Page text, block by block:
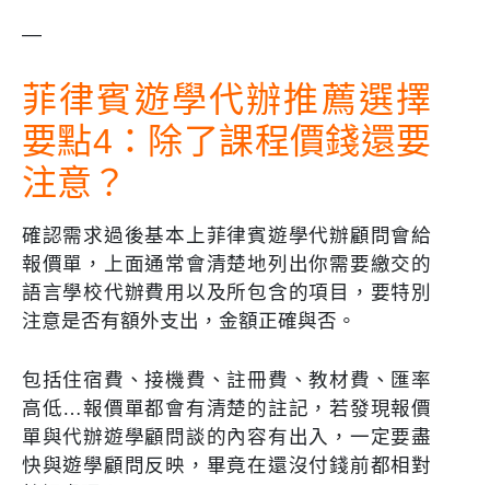
—
菲律賓遊學代辦推薦選擇
要點4：除了課程價錢還要
注意？
確認需求過後基本上菲律賓遊學代辦顧問會給
報價單，上面通常會清楚地列出你需要繳交的
語言學校代辦費用以及所包含的項目，要特別
注意是否有額外支出，金額正確與否。
包括住宿費、接機費、註冊費、教材費、匯率
高低…報價單都會有清楚的註記，若發現報價
單與代辦遊學顧問談的內容有出入，一定要盡
快與遊學顧問反映，畢竟在還沒付錢前都相對